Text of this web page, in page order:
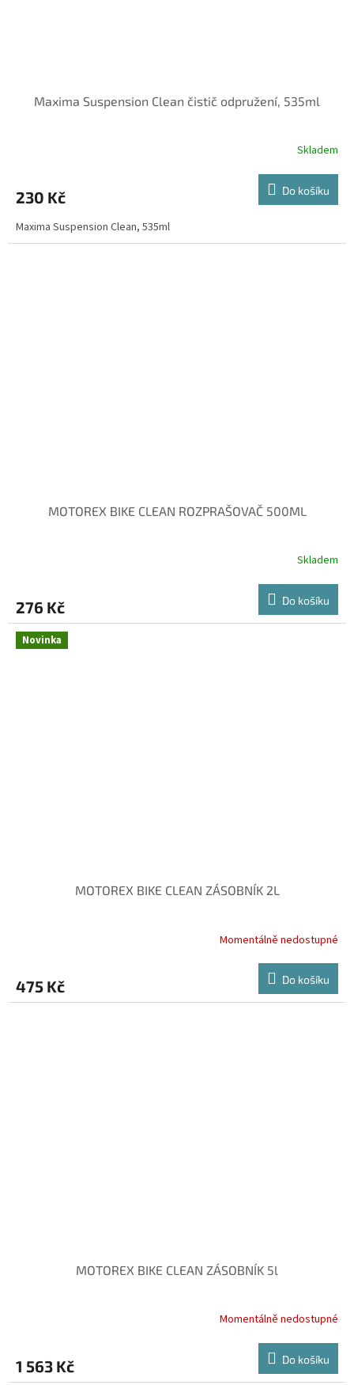
Maxima Suspension Clean čistič odpružení, 535ml
Skladem
230 Kč Do košíku
Maxima Suspension Clean, 535ml
MOTOREX BIKE CLEAN ROZPRAŠOVAČ 500ML
Skladem
276 Kč Do košíku
Novinka
MOTOREX BIKE CLEAN ZÁSOBNÍK 2L
Momentálně nedostupné
475 Kč Do košíku
MOTOREX BIKE CLEAN ZÁSOBNÍK 5l
Momentálně nedostupné
1 563 Kč Do košíku